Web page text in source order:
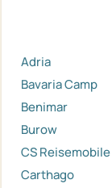
Adria
Bavaria Camp
Benimar
Burow
CS Reisemobile
Carthago